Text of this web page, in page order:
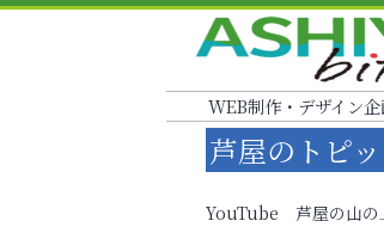
WEB制作・デザイン
芦屋のトピ
YouTube 芦屋の山の